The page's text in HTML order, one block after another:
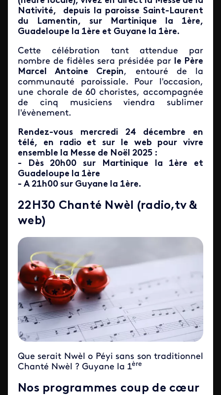
Nativité, depuis la paroisse Saint-Laurent
du Lamentin, sur Martinique la 1ère,
Guadeloupe la 1ère et Guyane la 1ère.
Cette célébration tant attendue par
nombre de fidèles sera présidée par
le Père
Marcel Antoine Crepin, entouré de la
communauté paroissiale. Pour l'occasion,
une chorale de 60 choristes, accompagnée
de cinq musiciens viendra sublimer
l'évènement.
Rendez-vous mercredi 24 décembre en
télé, en radio et sur le web pour vivre
ensemble la Messe de Noël 2025 :
- Dès 20h00 sur Martinique la 1ère et
Guadeloupe la 1ère
- A 21h00 sur Guyane la 1ère.
22H30 Chanté Nwèl (radio,tv &
web)
Que serait Nwèl o Péyi sans son traditionnel
Chanté Nwèl ? Guyane la 1ère
Nos programmes coup de cœur